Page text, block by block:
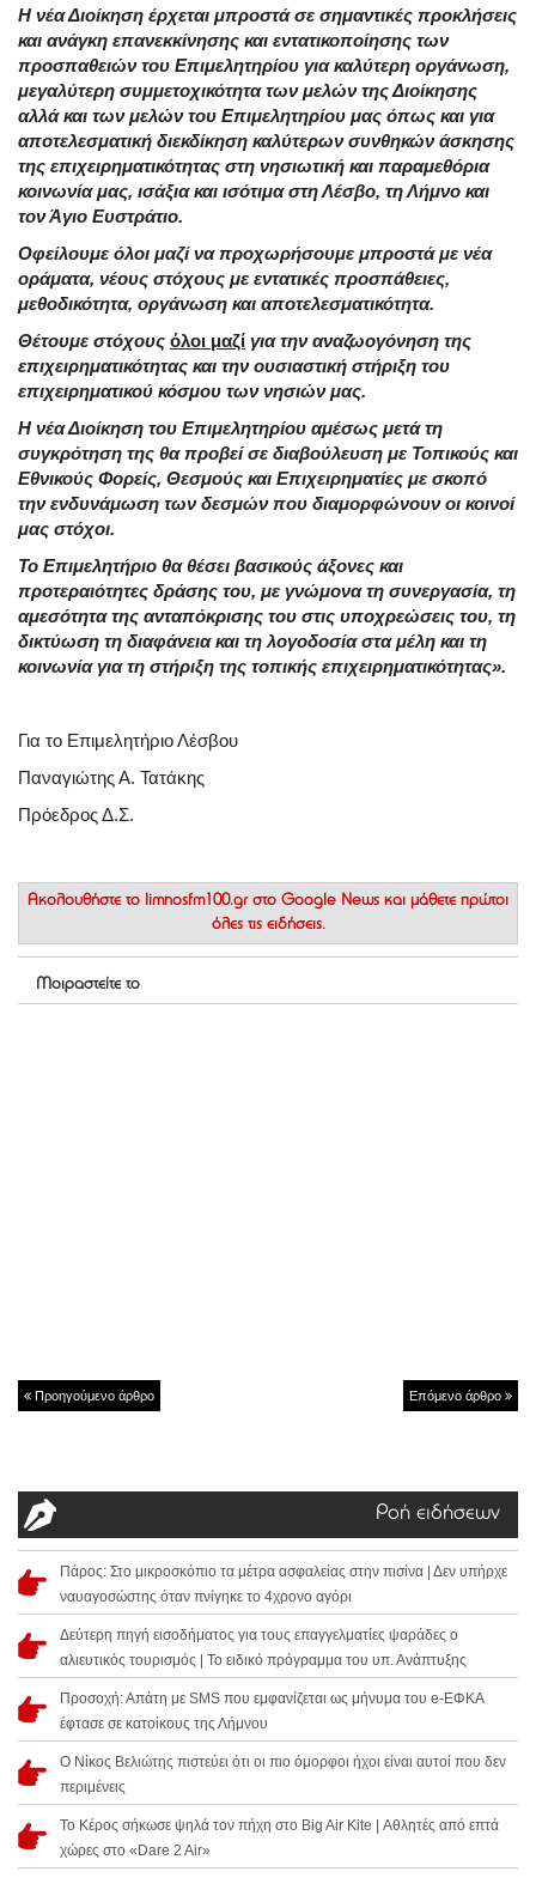
Η νέα Διοίκηση έρχεται μπροστά σε σημαντικές προκλήσεις
και ανάγκη επανεκκίνησης και εντατικοποίησης των
προσπαθειών του Επιμελητηρίου για καλύτερη οργάνωση,
μεγαλύτερη συμμετοχικότητα των μελών της Διοίκησης
αλλά και των μελών του Επιμελητηρίου μας όπως και για
αποτελεσματική διεκδίκηση καλύτερων συνθηκών άσκησης
της επιχειρηματικότητας στη νησιωτική και παραμεθόρια
κοινωνία μας, ισάξια και ισότιμα στη Λέσβο, τη Λήμνο και
τον Άγιο Ευστράτιο.
Οφείλουμε όλοι μαζί να προχωρήσουμε μπροστά με νέα
οράματα, νέους στόχους με εντατικές προσπάθειες,
μεθοδικότητα, οργάνωση και αποτελεσματικότητα.
Θέτουμε στόχους όλοι μαζί για την αναζωογόνηση της
επιχειρηματικότητας και την ουσιαστική στήριξη του
επιχειρηματικού κόσμου των νησιών μας.
Η νέα Διοίκηση του Επιμελητηρίου αμέσως μετά τη
συγκρότηση της θα προβεί σε διαβούλευση με Τοπικούς και
Εθνικούς Φορείς, Θεσμούς και Επιχειρηματίες με σκοπό
την ενδυνάμωση των δεσμών που διαμορφώνουν οι κοινοί
μας στόχοι.
Το Επιμελητήριο θα θέσει βασικούς άξονες και
προτεραιότητες δράσης του, με γνώμονα τη συνεργασία, τη
αμεσότητα της ανταπόκρισης του στις υποχρεώσεις του, τη
δικτύωση τη διαφάνεια και τη λογοδοσία στα μέλη και τη
κοινωνία για τη στήριξη της τοπικής επιχειρηματικότητας».
Για το Επιμελητήριο Λέσβου
Παναγιώτης Α. Τατάκης
Πρόεδρος Δ.Σ.
Ακολουθήστε το limnosfm100.gr στο Google News και μάθετε πρώτοι
όλες τις ειδήσεις.
Μοιραστείτε το
Προηγούμενο άρθρο Επόμενο άρθρο
Ροή ειδήσεων
Πάρος: Στο μικροσκόπιο τα μέτρα ασφαλείας στην πισίνα | Δεν υπήρχε
ναυαγοσώστης όταν πνίγηκε το 4χρονο αγόρι
Δεύτερη πηγή εισοδήματος για τους επαγγελματίες ψαράδες ο
αλιευτικός τουρισμός | Το ειδικό πρόγραμμα του υπ. Ανάπτυξης
Προσοχή: Απάτη με SMS που εμφανίζεται ως μήνυμα του e-ΕΦΚΑ
έφτασε σε κατοίκους της Λήμνου
Ο Νίκος Βελιώτης πιστεύει ότι οι πιο όμορφοι ήχοι είναι αυτοί που δεν
περιμένεις
Το Κέρος σήκωσε ψηλά τον πήχη στο Big Air Kite | Αθλητές από επτά
χώρες στο «Dare 2 Air»